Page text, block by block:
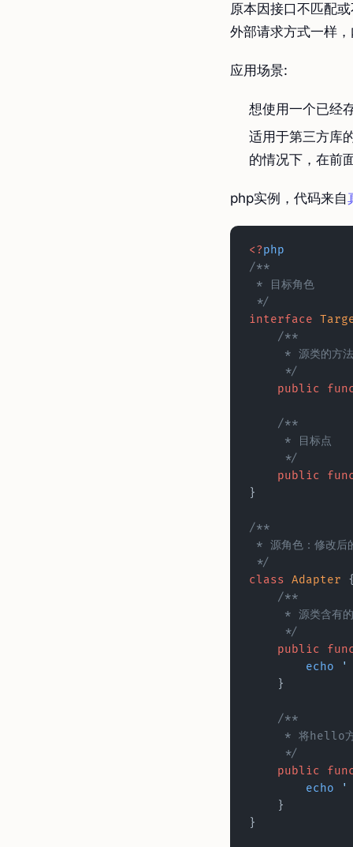
原本因接口不匹配
外部请求方式一样
应用场景:
想使用一个已经
适用于第三方库
的情况下，在前
php实例，代码来自
<?php
/**
* 目标角色
*/
interface
    /**
* 源类
     */
    public
    /**
     * 目标点
     */
    public
}
/**
* 源角色：修改后
*/
class Adapter
    /**
* 源类含
     */
    public
        echo
'
    }
    /**
* 将
     */
    public
        echo
'
    }
}